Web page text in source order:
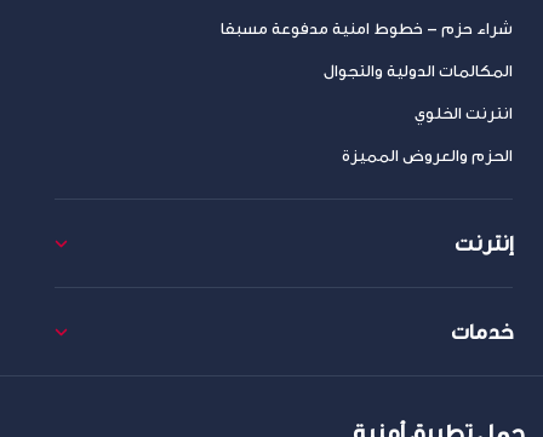
شراء حزم – خطوط امنية مدفوعة مسبقا
المكالمات الدولية والتجوال
انترنت الخلوي
الحزم والعروض المميزة
إنترنت
خدمات